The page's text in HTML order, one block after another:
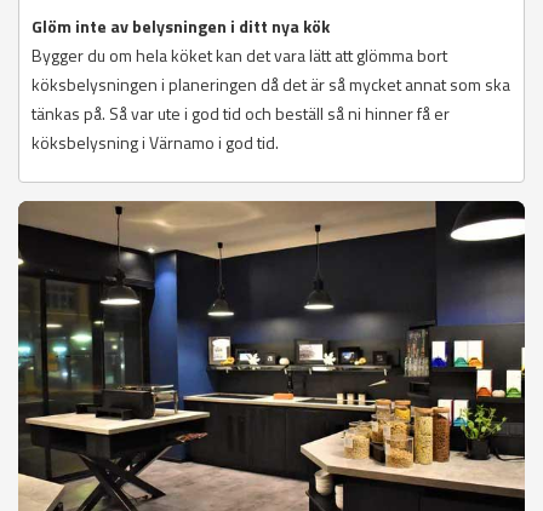
Glöm inte av belysningen i ditt nya kök
Bygger du om hela köket kan det vara lätt att glömma bort
köksbelysningen i planeringen då det är så mycket annat som ska
tänkas på. Så var ute i god tid och beställ så ni hinner få er
köksbelysning i Värnamo i god tid.